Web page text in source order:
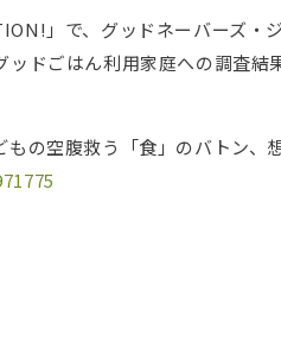
」で、グッドネーバーズ・
ッドごはん利用家庭への調査結
の空腹救う「食」のバトン、